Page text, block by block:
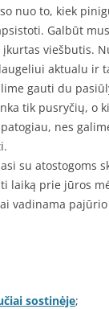
nuo to, kiek
Galbūt
viešbutis.
aktualu ir
gauti du
tik pusryčių, o
nes
su atostogoms
laiką prie jūros
vadinama
sostinėje;